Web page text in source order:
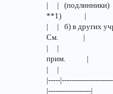
| |
**1) |
| | б) в
См. |
| | | **1)
прим. |
| | |
|-----
|------------------|